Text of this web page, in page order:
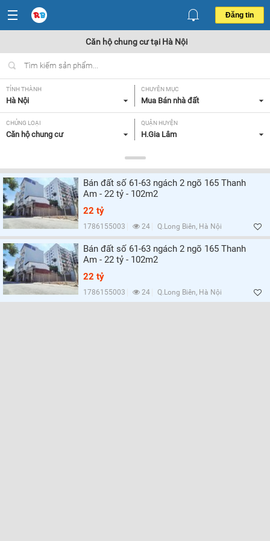
Đăng tin
Căn hộ chung cư tại Hà Nội
TỈNH THÀNH
Hà Nội
CHUYÊN MỤC
Mua Bán nhà đất
CHỦNG LOẠI
Căn hộ chung cư
QUẬN HUYỆN
H.Gia Lâm
Tất cả
MỨC GIÁ
Tất cả
SỐ PHÒNG NGỦ
Tất cả
CĂN GÓC/ CĂN THƯỜNG
HƯỚNG CỬA CHÍNH
Tất cả
HƯỚNG BAN CÔNG
Tất cả
GIẤY TỜ PHÁP LÝ
Tất cả
Lọc
Bán đất số 61-63 ngách 2 ngõ 165 Thanh
Am - 22 tỷ - 102m2
22 tỷ
1786155003 24 Q.Long Biên, Hà Nội
Bán đất số 61-63 ngách 2 ngõ 165 Thanh
Am - 22 tỷ - 102m2
22 tỷ
1786155003 24 Q.Long Biên, Hà Nội